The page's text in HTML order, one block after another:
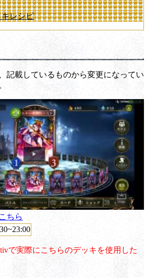
レシピ
記載しているものから変更になってい
ちら
で実際にこちらのデッキを使用した